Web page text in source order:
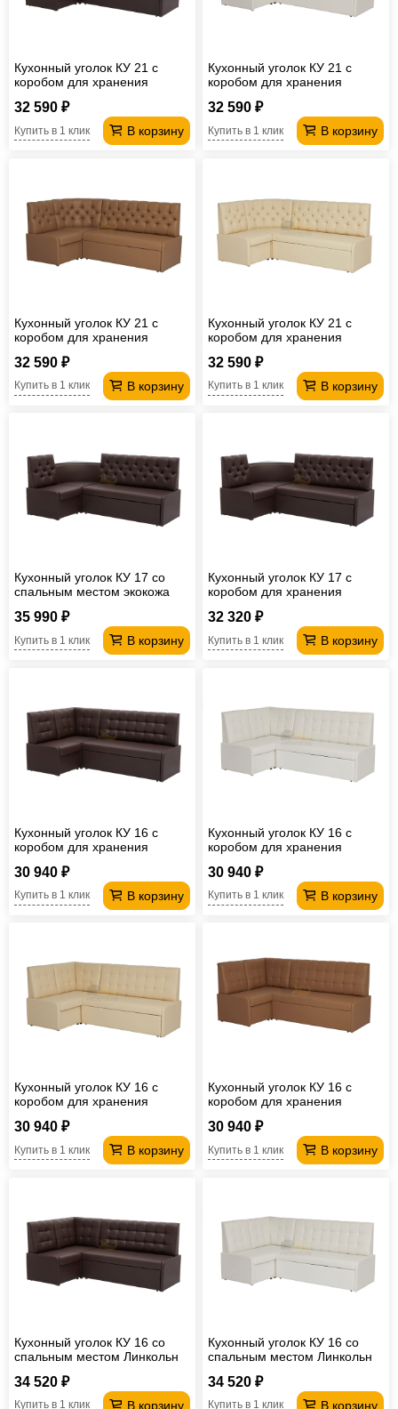
Кухонный уголок КУ 21 с
коробом для хранения
32 590 ₽
В корзину
Купить в 1 клик
Кухонный уголок КУ 21 с
коробом для хранения
32 590 ₽
В корзину
Купить в 1 клик
Кухонный уголок КУ 21 с
коробом для хранения
32 590 ₽
В корзину
Купить в 1 клик
Кухонный уголок КУ 21 с
коробом для хранения
32 590 ₽
В корзину
Купить в 1 клик
Кухонный уголок КУ 17 со
спальным местом экокожа
35 990 ₽
В корзину
Купить в 1 клик
Кухонный уголок КУ 17 с
коробом для хранения
32 320 ₽
В корзину
Купить в 1 клик
Кухонный уголок КУ 16 с
коробом для хранения
30 940 ₽
В корзину
Купить в 1 клик
Кухонный уголок КУ 16 с
коробом для хранения
30 940 ₽
В корзину
Купить в 1 клик
Кухонный уголок КУ 16 с
коробом для хранения
бежевый
30 940 ₽
В корзину
Купить в 1 клик
Кухонный уголок КУ 16 с
коробом для хранения
30 940 ₽
В корзину
Купить в 1 клик
Кухонный уголок КУ 16 со
спальным местом Линкольн
34 520 ₽
В корзину
Купить в 1 клик
Кухонный уголок КУ 16 со
спальным местом Линкольн
34 520 ₽
В корзину
Купить в 1 клик